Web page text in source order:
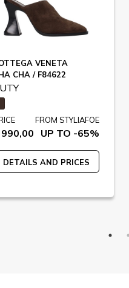
VENETA
CHA / F84622
FROM STYLIAFOE
UP TO -65%
DETAILS AND PRICES